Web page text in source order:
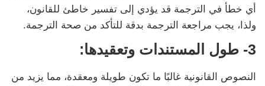
أي خطأ في الترجمة قد يؤدي إلى تفسير خاطئ للقانون،
ولذا، يجب مراجعة الترجمة بدقة للتأكد من صحة الترجمة.
3- طول المستندات وتعقيدها:
النصوص القانونية غالبًا ما تكون طويلة ومعقدة، مما يزيد من